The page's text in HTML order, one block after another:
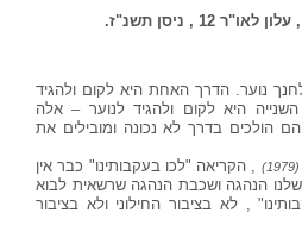
, ניסן תשנ"ז.
נוער. הדרך האחת היא לקום ולהגיד
היא לקום ולהגיד לנוער – אלה
הולכים בדרך לא נכונה ומובילים את
(1979)
, הקריאה "לכו בעקבותינו" כבר אין
הנהגה ושכבת הנהגה שרשאית לבוא
, לא בציבור החילוני ולא בציבור